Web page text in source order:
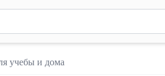
2 символа для поиска. Нажмите
учебы и дома